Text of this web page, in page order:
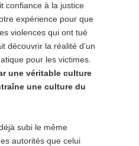
confiance à la justice
expérience pour que
violences qui ont tué
découvrir la réalité d’un
pour les victimes.
une véritable culture
une culture du
subi le même
autorités que celui